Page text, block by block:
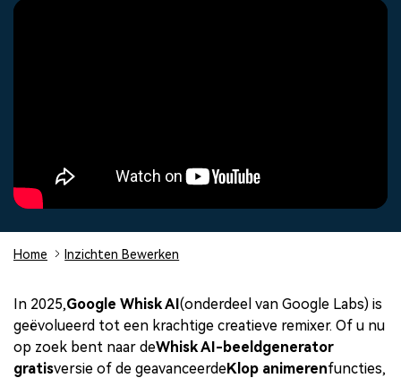
Creatief
centrum
Home Inzichten Bewerken
In 2025,Google Whisk AI(onderdeel van Google Labs) is
geëvolueerd tot een krachtige creatieve remixer. Of u nu
op zoek bent naar deWhisk AI-beeldgenerator
gratisversie of de geavanceerdeKlop animerenfuncties,